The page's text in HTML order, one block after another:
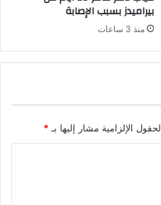
بيراميدز بسبب الإصابة
منذ 3 ساعات
الإلزامية مشار إليها بـ *